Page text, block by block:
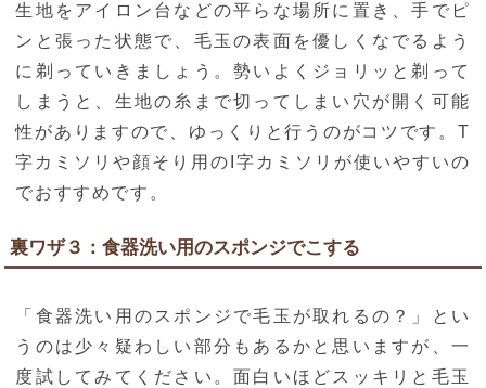
生地をアイロン台などの平らな場所に置き、手でピ
ンと張った状態で、毛玉の表面を優しくなでるよう
に剃っていきましょう。勢いよくジョリッと剃って
しまうと、生地の糸まで切ってしまい穴が開く可能
性がありますので、ゆっくりと行うのがコツです。T
字カミソリや顔そり用のI字カミソリが使いやすいの
でおすすめです。
裏ワザ３：食器洗い用のスポンジでこする
「食器洗い用のスポンジで毛玉が取れるの？」とい
うのは少々疑わしい部分もあるかと思いますが、一
度試してみてください。面白いほどスッキリと毛玉